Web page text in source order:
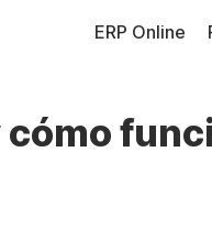
ERP Online
cómo